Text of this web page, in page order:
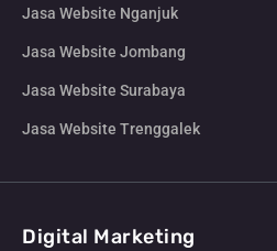
Jasa Website Nganjuk
Jasa Website Jombang
Jasa Website Surabaya
Jasa Website Trenggalek
Digital Marketing